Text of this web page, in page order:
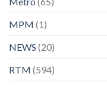
MPM (1)
NEWS (20)
RTM (594)